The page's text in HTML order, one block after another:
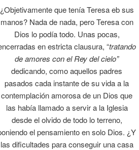
¿Objetivamente que tenía Teresa eb sus
manos? Nada de nada, pero Teresa con
Dios lo podía todo. Unas pocas,
en estricta clausura, “tratando
de amores con el Rey del cielo”
dedicando, como aquellos padres
pasados cada instante de su vida a la
contemplación amorosa de un Dios que
las había llamado a servir a la Iglesia
desde el olvido de todo lo terreno,
el pensamiento en solo Dios. ¿Y
las dificultades para conseguir una casa